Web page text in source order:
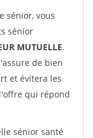
sénior, vous
sénior
MUTUELLE.
de bien
et évitera les
qui répond
sénior santé